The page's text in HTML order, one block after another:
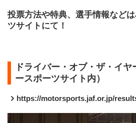
投票方法や特典、選手情報など
ツサイトにて！
ドライバー・オブ・ザ・イ
ースポーツサイト内）
https://motorsports.jaf.or.jp/